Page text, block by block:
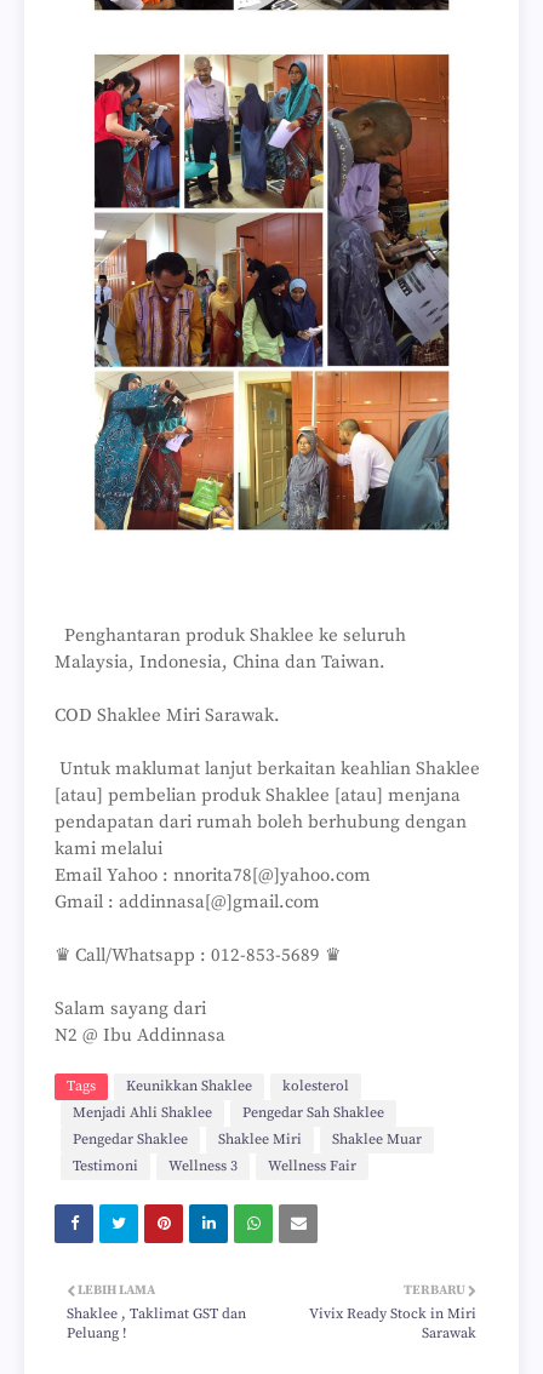
Penghantaran produk Shaklee ke seluruh
Malaysia, Indonesia, China dan Taiwan.
COD Shaklee Miri Sarawak.
Untuk maklumat lanjut berkaitan keahlian Shaklee
[atau] pembelian produk Shaklee [atau] menjana
pendapatan dari rumah boleh berhubung dengan
kami melalui
Email Yahoo : nnorita78[@]yahoo.com
Gmail : addinnasa[@]gmail.com
♛ Call/Whatsapp : 012-853-5689 ♛
Salam sayang dari
N2 @ Ibu Addinnasa
Tags Keunikkan Shaklee
kolesterol
Menjadi Ahli Shaklee
Pengedar Sah Shaklee
Pengedar Shaklee
Shaklee Miri
Shaklee Muar
Testimoni
Wellness 3 Wellness Fair
TERBARU
Vivix Ready Stock in Miri
Sarawak
LEBIH LAMA
Shaklee , Taklimat GST dan
Peluang !